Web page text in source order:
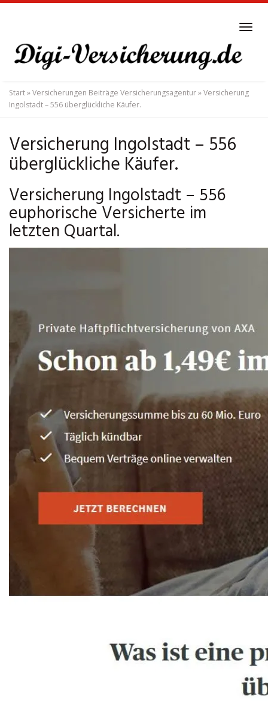
main
content
Start»Versicherungen Beiträge Versicherungsagentur»Versicherung
Ingolstadt – 556 überglückliche Käufer.
Versicherung Ingolstadt – 556
überglückliche Käufer.
Versicherung Ingolstadt – 556
euphorische Versicherte im
letzten Quartal.